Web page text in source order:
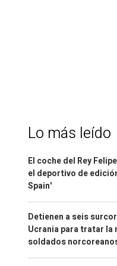
Lo más leído
El coche del Rey
el deportivo de
Spain'
Detienen a seis
Ucrania para tratar la
soldados